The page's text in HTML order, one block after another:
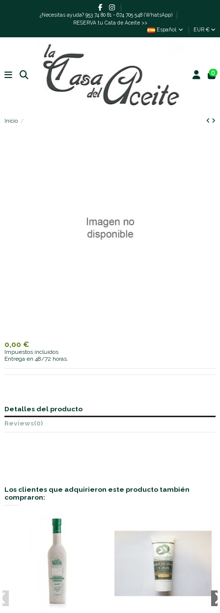
¿Necesitas ayuda? 953 74 80 81 - 674 705 548 (WhatsApp)
RESERVA tu Cata de Aceite >>
Español
EUR €
0
Inicio
0,00 €
Impuestos incluidos
Entrega en 48/72 horas.
Detalles del producto
Reviews(0)
Los clientes que adquirieron este producto también
compraron: